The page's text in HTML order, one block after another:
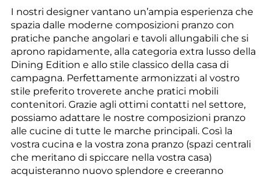
I nostri designer vantano un’ampia esperienza che
spazia dalle moderne composizioni pranzo con
pratiche panche angolari e tavoli allungabili che si
aprono rapidamente, alla categoria extra lusso della
Dining Edition e allo stile classico della casa di
campagna. Perfettamente armonizzati al vostro
stile preferito troverete anche pratici mobili
contenitori. Grazie agli ottimi contatti nel settore,
possiamo adattare le nostre composizioni pranzo
alle cucine di tutte le marche principali. Così la
vostra cucina e la vostra zona pranzo (spazi centrali
che meritano di spiccare nella vostra casa)
acquisteranno nuovo splendore e creeranno